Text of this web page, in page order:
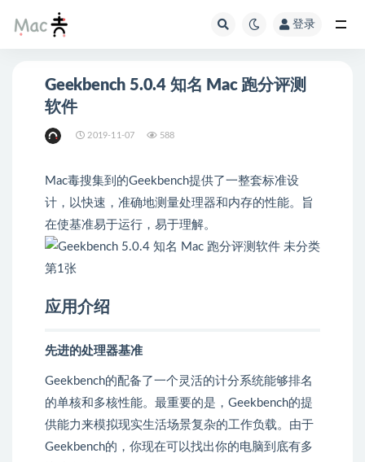
登录
Geekbench 5.0.4 知名 Mac 跑分评测
软件
2019-11-07 588
Mac毒搜集到的Geekbench提供了一整套标准设
计，以快速，准确地测量处理器和内存的性能。旨
在使基准易于运行，易于理解。
应用介绍
先进的处理器基准
Geekbench的配备了一个灵活的计分系统能够排名
的单核和多核性能。最重要的是，Geekbench的提
供能力来模拟现实生活场景复杂的工作负载。由于
Geekbench的，你现在可以找出你的电脑到底有多